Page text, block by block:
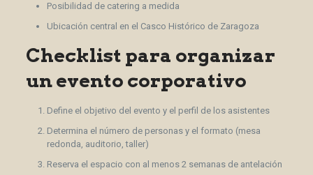
Posibilidad de catering a medida
Ubicación central en el Casco Histórico de Zaragoza
Checklist para organizar
un evento corporativo
Define el objetivo del evento y el perfil de los asistentes
Determina el número de personas y el formato (mesa
redonda, auditorio, taller)
Reserva el espacio con al menos 2 semanas de antelación